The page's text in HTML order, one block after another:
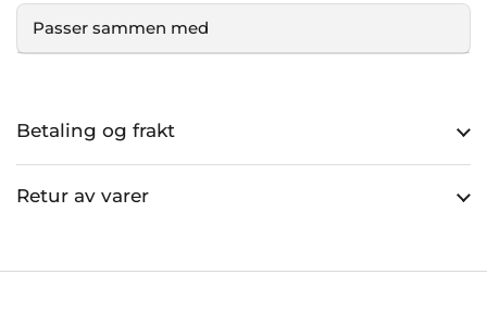
Passer sammen med
Betaling og frakt
Retur av varer